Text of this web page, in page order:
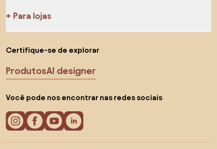
Para lojas
Certifique-se de explorar
ProdutosAI designer
Você pode nos encontrar nas redes sociais